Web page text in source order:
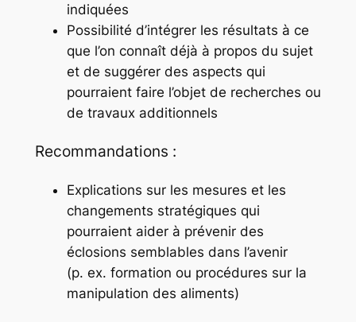
indiquées
Possibilité d’intégrer les résultats à ce
que l’on connaît déjà à propos du sujet
et de suggérer des aspects qui
pourraient faire l’objet de recherches ou
de travaux additionnels
Recommandations :
Explications sur les mesures et les
changements stratégiques qui
pourraient aider à prévenir des
éclosions semblables dans l’avenir
(p. ex. formation ou procédures sur la
manipulation des aliments)